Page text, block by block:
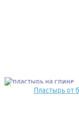
Пластырь от